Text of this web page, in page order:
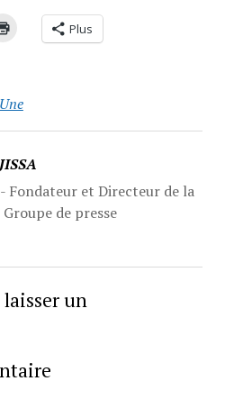
Plus
Une
Fondateur et Directeur de la
de presse
laisser un